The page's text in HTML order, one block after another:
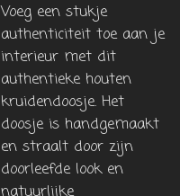
Voeg een stukje
authenticiteit toe aan je
interieur met dit
authentieke houten
kruidendoosje. Het
doosje is handgemaakt
en straalt door zijn
doorleefde look en